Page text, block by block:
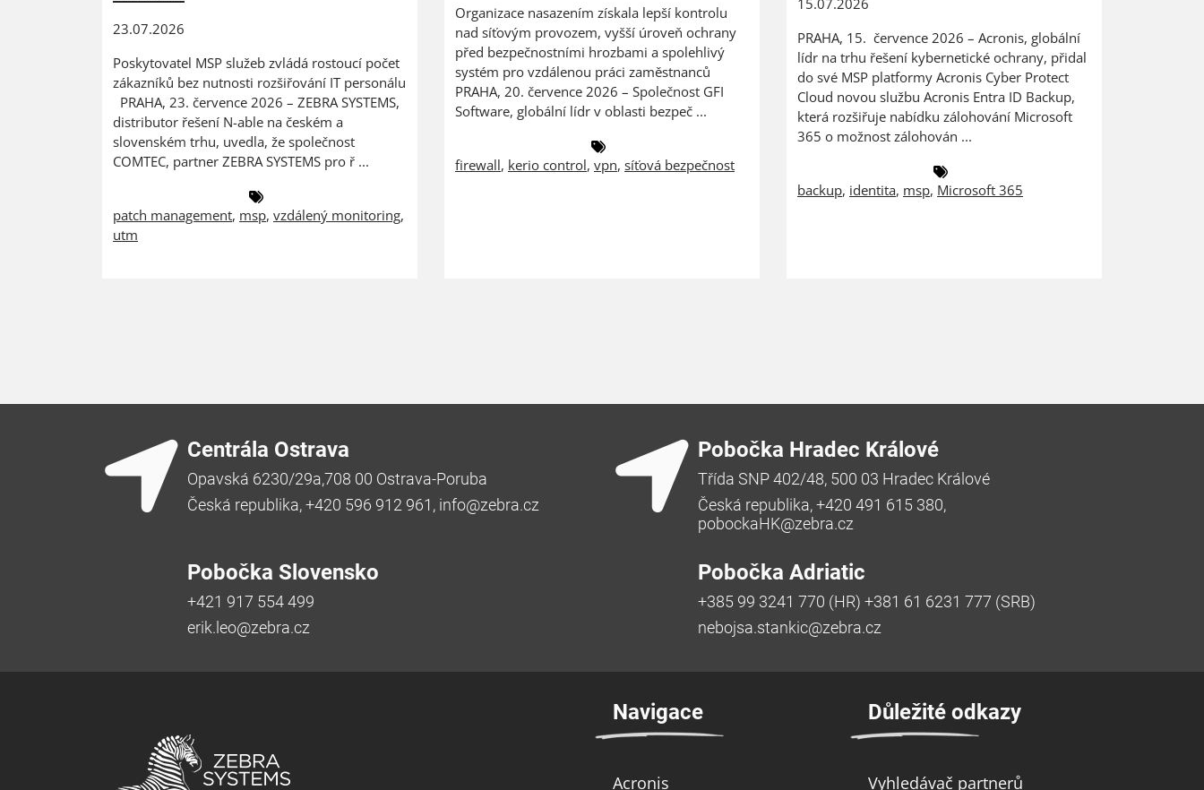
23.07.2026
Poskytovatel MSP služeb zvládá rostoucí počet
zákazníků bez nutnosti rozšiřování IT personálu
PRAHA, 23. července 2026 – ZEBRA SYSTEMS,
distributor řešení N-able na českém a
slovenském trhu, uvedla, že společnost
COMTEC, partner ZEBRA SYSTEMS pro ř ...
patch management, msp, vzdálený monitoring,
utm
Organizace nasazením získala lepší kontrolu
nad síťovým provozem, vyšší úroveň ochrany
před bezpečnostními hrozbami a spolehlivý
systém pro vzdálenou práci zaměstnanců
PRAHA, 20. července 2026 – Společnost GFI
Software, globální lídr v oblasti bezpeč ...
firewall, kerio control, vpn, síťová bezpečnost
PRAHA, 15. července 2026 – Acronis, globální
lídr na trhu řešení kybernetické ochrany, přidal
do své MSP platformy Acronis Cyber Protect
Cloud novou službu Acronis Entra ID Backup,
která rozšiřuje nabídku zálohování Microsoft
365 o možnost zálohován ...
backup, identita, msp, Microsoft 365
Centrála Ostrava
Opavská 6230/29a,708 00 Ostrava-Poruba
Česká republika, +420 596 912 961, info@zebra.cz
Pobočka Hradec Králové
Třída SNP 402/48, 500 03 Hradec Králové
Česká republika, +420 491 615 380,
pobockaHK@zebra.cz
Pobočka Slovensko
+421 917 554 499
erik.leo@zebra.cz
Pobočka Adriatic
+385 99 3241 770 (HR) +381 61 6231 777 (SRB)
nebojsa.stankic@zebra.cz
Navigace
Acronis
Důležité odkazy
Vyhledávač partnerů